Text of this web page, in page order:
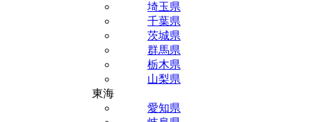
埼玉県
千葉県
茨城県
群馬県
栃木県
山梨県
東海
愛知県